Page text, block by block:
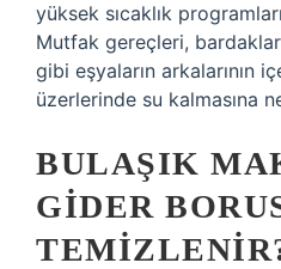
yüksek sıcaklık
Mutfak gereçleri,
gibi eşyaların arkalarının
üzerlerinde su kalmasına
BULAŞIK
GIDER